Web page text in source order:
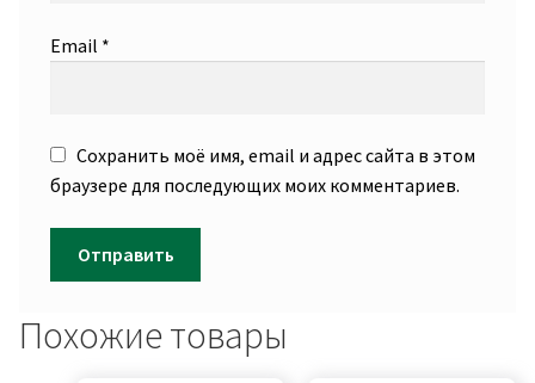
Email *
Сохранить моё имя, email и адрес сайта в этом
браузере для последующих моих комментариев.
Похожие товары